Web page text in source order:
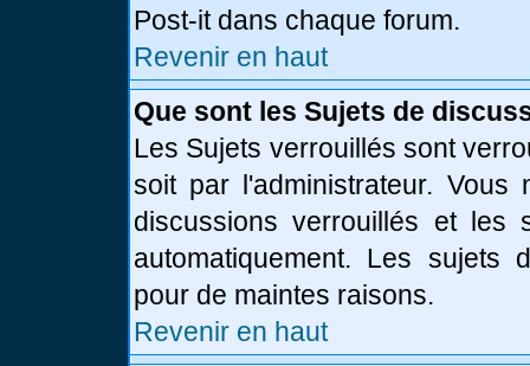
Post-it dans chaque forum.
Revenir en haut
Que sont les Sujets de
Les Sujets verrouillés sont
soit par l'administrateur.
discussions verrouillés et les
automatiquement. Les sujets
pour de maintes raisons.
Revenir en haut